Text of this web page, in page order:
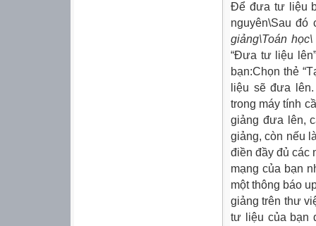
Để đưa tư liệu
nguyên\Sau
giảng\Toán
“Đưa tư liệu
bạn:Chọn thẻ
liệu sẽ đưa
trong máy tính
giảng đưa lên,
giảng, còn nếu
điền đầy đủ các
mạng của bạn
một thông báo
giảng trên thư
tư liệu của bạn